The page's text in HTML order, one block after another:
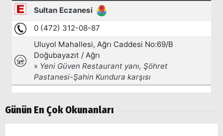
Günün En Çok Okunanları